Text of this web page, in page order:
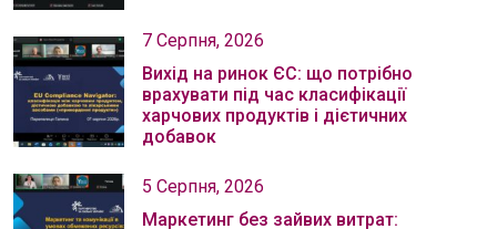
7 Серпня, 2026
Вихід на ринок ЄС: що потрібно
врахувати під час класифікації
харчових продуктів і дієтичних
добавок
5 Серпня, 2026
Маркетинг без зайвих витрат: